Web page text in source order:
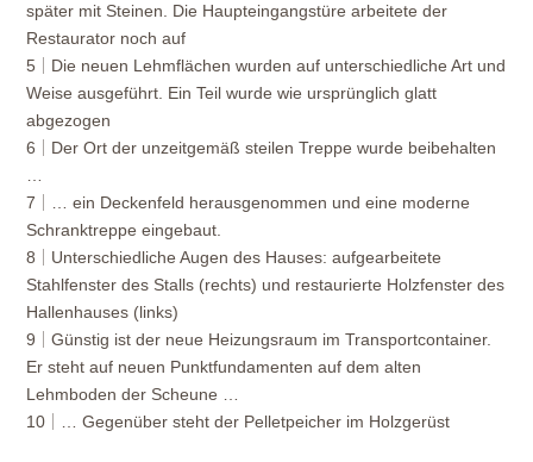
später mit Steinen. Die Haupteingangstüre arbeitete der
Restaurator noch auf
5
Die neuen Lehmflächen wurden auf unterschiedliche Art und
Weise ausgeführt. Ein Teil wurde wie ursprünglich glatt
abgezogen
6
Der Ort der unzeitgemäß steilen Treppe wurde beibehalten
…
7
… ein Deckenfeld herausgenommen und eine moderne
Schranktreppe eingebaut.
8
Unterschiedliche Augen des Hauses: aufgearbeitete
Stahlfenster des Stalls (rechts) und restaurierte Holzfenster des
Hallenhauses (links)
9
Günstig ist der neue Heizungsraum im Transportcontainer.
Er steht auf neuen Punktfundamenten auf dem alten
Lehmboden der Scheune …
10
… Gegenüber steht der Pelletpeicher im Holzgerüst